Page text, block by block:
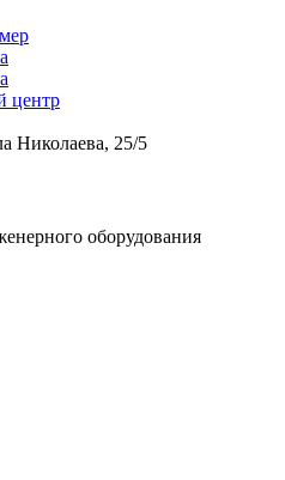
центр
Николаева, 25/5
оборудования